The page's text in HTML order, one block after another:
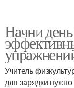
Начни
Учитель
для зарядки